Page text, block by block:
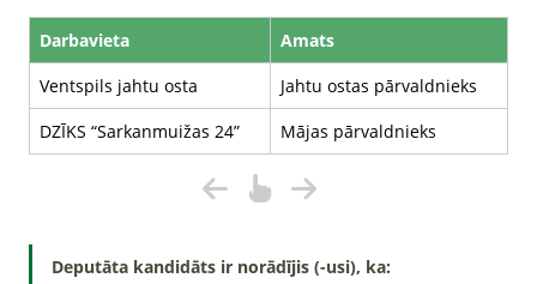
Darbavieta
Amats
Ventspils jahtu osta
Jahtu ostas pārvaldnieks
DZĪKS “Sarkanmuižas 24”
Mājas pārvaldnieks
Deputāta kandidāts ir norādījis (-usi), ka: